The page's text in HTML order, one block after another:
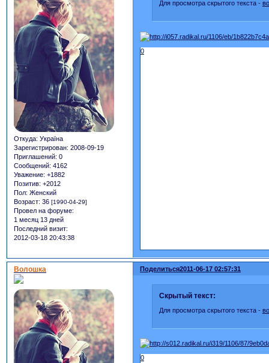
Откуда: Україна
Зарегистрирован: 2008-09-19
Приглашений: 0
Сообщений: 4162
Уважение: +1882
Позитив: +2012
Пол: Женский
Возраст: 36 [1990-04-29]
Провел на форуме:
1 месяц 13 дней
Последний визит:
2012-03-18 20:43:38
Для просмотра скрытого текста -
0
Поделиться2011-06-17 02:57:31
Волошка
Скрытый текст:
Для просмотра скрытого текста -
0